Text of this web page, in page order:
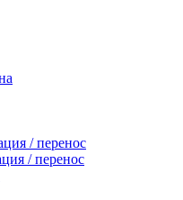
/ перенос
/ перенос